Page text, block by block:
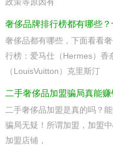
政策等原因有
奢侈品牌排行榜都有哪些
奢侈品都有哪些，下面看看
行榜：爱马仕（Hermes）香
（LouisVuitton）克里斯汀
二手奢侈品加盟骗局真能赚
二手奢侈品加盟是真的吗？
骗局无疑！所谓加盟，加盟
加盟店铺，